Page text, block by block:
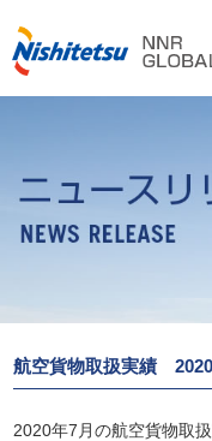
航空貨物取扱実績 2020
2020年7月の航空貨物取